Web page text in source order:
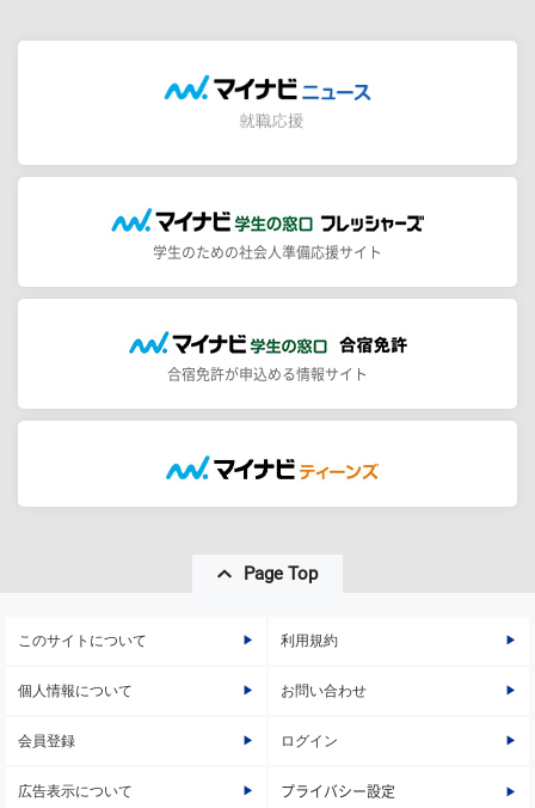
学生のための社会人準備応援サイト
合宿免許が申込める情報サイト
Page Top
このサイトについて 利用規約
個人情報について お問い合わせ
会員登録 ログイン
広告表示について プライバシー設定